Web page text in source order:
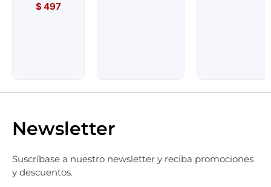
$497
Newsletter
Suscríbase a nuestro newsletter y reciba promociones
y descuentos.